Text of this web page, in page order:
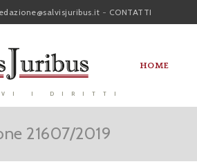
- CONTATTI
I DIRITTI
HOME
21607/2019